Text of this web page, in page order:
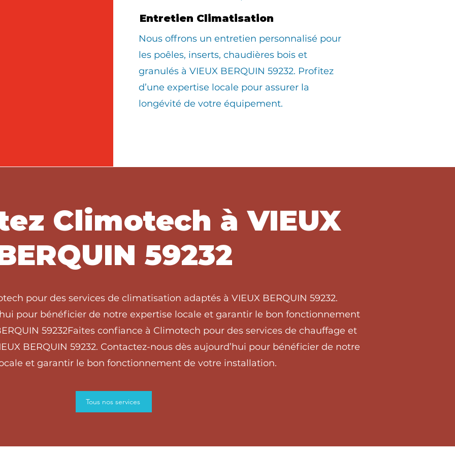
Entretien Climatisation
Nous offrons un entretien personnalisé pour
les poêles, inserts, chaudières bois et
granulés à VIEUX BERQUIN 59232. Profitez
d’une expertise locale pour assurer la
longévité de votre équipement.
Climotech à VIEUX
59232
pour des services de climatisation adaptés à VIEUX BERQUIN 59232.
pour bénéficier de notre expertise locale et garantir le bon fonctionnement
59232Faites confiance à Climotech pour des services de chauffage et
BERQUIN 59232. Contactez-nous dès aujourd’hui pour bénéficier de notre
et garantir le bon fonctionnement de votre installation.
Tous nos services